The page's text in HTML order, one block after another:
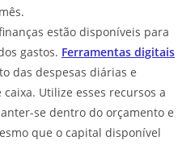
estão disponíveis para
gastos. Ferramentas digitais
das despesas diárias e
Utilize esses recursos a
se dentro do orçamento e
que o capital disponível